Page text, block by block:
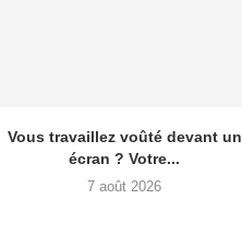
Vous travaillez voûté devant un
écran ? Votre...
7 août 2026